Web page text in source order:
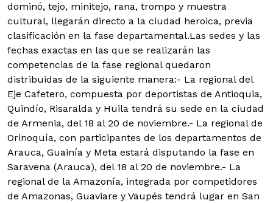
dominó, tejo, minitejo, rana, trompo y muestra
cultural, llegarán directo a la ciudad heroica, previa
clasificación en la fase departamental.Las sedes y las
fechas exactas en las que se realizarán las
competencias de la fase regional quedaron
distribuidas de la siguiente manera:- La regional del
Eje Cafetero, compuesta por deportistas de Antioquia,
Quindío, Risaralda y Huila tendrá su sede en la ciudad
de Armenia, del 18 al 20 de noviembre.- La regional de
Orinoquía, con participantes de los departamentos de
Arauca, Guainía y Meta estará disputando la fase en
Saravena (Arauca), del 18 al 20 de noviembre.- La
regional de la Amazonía, integrada por competidores
de Amazonas, Guaviare y Vaupés tendrá lugar en San